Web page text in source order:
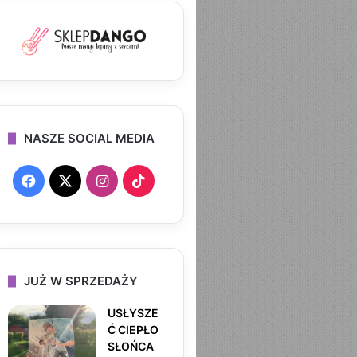
NASZE SOCIAL MEDIA
F
c
e
b
o
X
I
s
t
a
g
T
k
o
k
JUŻ W SPRZEDAŻY
USŁYSZE
Ć CIEPŁO
SŁOŃCA